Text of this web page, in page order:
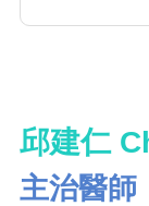
邱建仁
主治醫師